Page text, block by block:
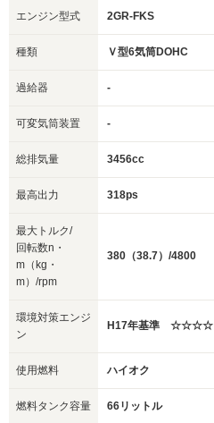
エンジン型式 2GR-FKS
種類 Ｖ型6気筒DOHC
過給器 -
可変気筒装置 -
総排気量 3456cc
最高出力 318ps
最大トルク/
回転数n・
m（kg・
m）/rpm
380（38.7）/4800
環境対策エンジ
ン
H17年基準 ☆☆☆☆
使用燃料 ハイオク
燃料タンク容量 66リットル